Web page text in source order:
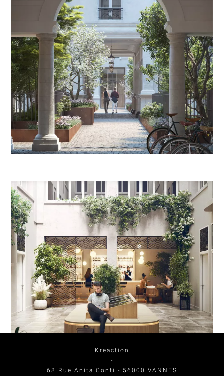
Kreaction
-
68 Rue Anita Conti - 56000 VANNES